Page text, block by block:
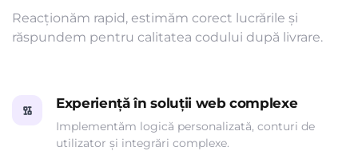
Reacționăm rapid, estimăm corect lucrările și
răspundem pentru calitatea codului după livrare.
Experiență în soluții web complexe
Implementăm logică personalizată, conturi de
utilizator și integrări complexe.